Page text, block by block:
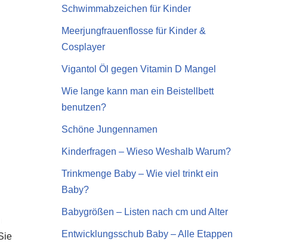
Schwimmabzeichen für Kinder
Meerjungfrauenflosse für Kinder &
Cosplayer
Vigantol Öl gegen Vitamin D Mangel
Wie lange kann man ein Beistellbett
benutzen?
Schöne Jungennamen
Kinderfragen – Wieso Weshalb Warum?
Trinkmenge Baby – Wie viel trinkt ein
Baby?
Babygrößen – Listen nach cm und Alter
Entwicklungsschub Baby – Alle Etappen